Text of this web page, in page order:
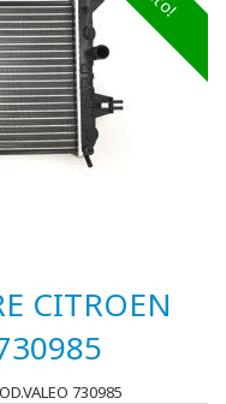
CITROEN
730985